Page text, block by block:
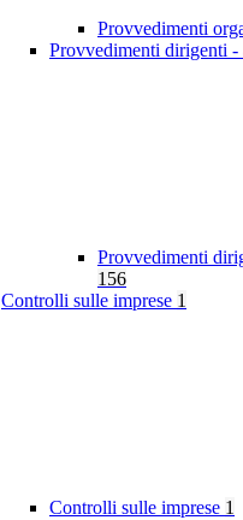
Provvedimenti
Provvedimenti dirigenti -
Provvedimenti
156
Controlli sulle imprese 1
Controlli sulle imprese 1